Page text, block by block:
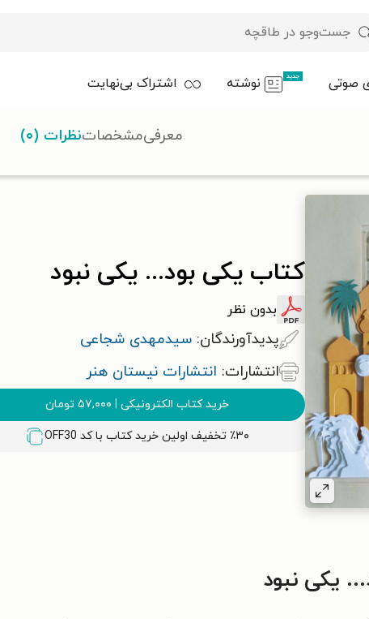
صوتی جدید نوشته اشتراک بی‌نهایت
کتاب یکی بود... یکی نبود
بدون نظر
پدیدآورندگان: سیدمهدی شجاعی
انتشارات: انتشارات نیستان هنر
خرید کتاب الکترونیکی | ۵۷,۰۰۰ تومان
٪۳۰ تخفیف اولین خرید کتاب با کد OFF30
معرفیمشخصاتنظرات (۰)
یکی نبود